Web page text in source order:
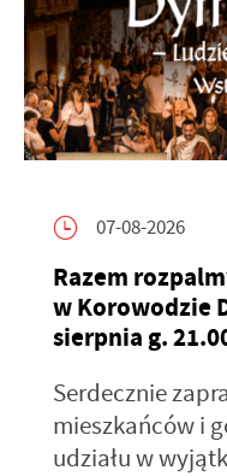
07-08-2026
Razem
w Korowodzie
sierpnia g.
Serdecznie
mieszkańców i
udziału w